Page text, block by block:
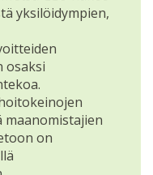
yksilöidympien,
osaksi
maanomistajien
on